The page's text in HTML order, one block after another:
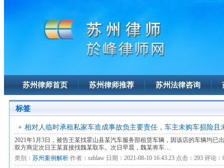
苏州律师首页 苏州律师推荐 苏州法律咨询
标签
相对人临时承租私家车造成事故负主要责任，车主未购车损险
2021年1月3日，被告王某找霍山县某汽车服务部租赁车辆，因该店的车辆均
双方商定次日王某直接找魏某取车。次日早晨，魏某将车…
类别： 苏州案例解析 作者： szhlaw 日期： 2021-08-10 16.43.23 点击： 293 评论：